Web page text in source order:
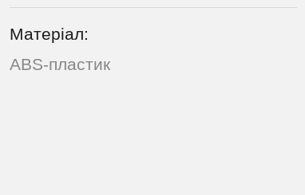
Матеріал:
ABS-пластик